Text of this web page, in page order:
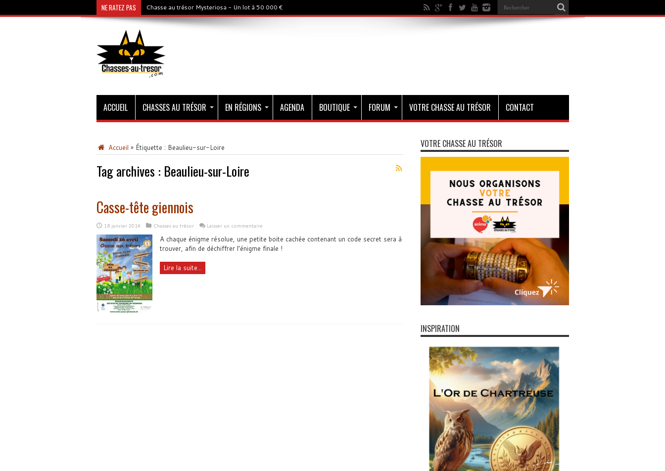
NE RATEZ PAS Chasse au trésor Mysteriosa - Un lot à 50 000 €
ACCUEIL CHASSES AU TRÉSOR EN RÉGIONS AGENDA BOUTIQUE FORUM VOTRE CHASSE AU TRÉSOR CONTACT
Accueil » Étiquette : Beaulieu-sur-Loire
Tag archives : Beaulieu-sur-Loire
Casse-tête giennois
18 janvier 2014 Chasses au trésor Laisser un commentaire
A chaque énigme résolue, une petite boite cachée contenant un code secret sera à
trouver, afin de déchiffrer l’énigme finale !
Lire la suite...
VOTRE CHASSE AU TRÉSOR
INSPIRATION